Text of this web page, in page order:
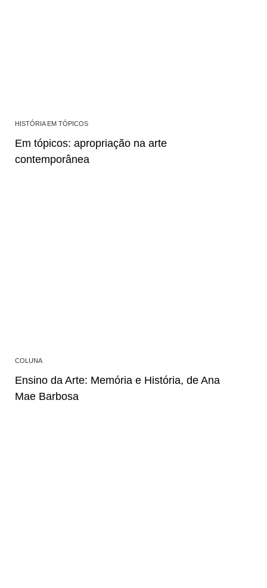
HISTÓRIA EM TÓPICOS
Em tópicos: apropriação na arte
contemporânea
COLUNA
Ensino da Arte: Memória e História, de Ana
Mae Barbosa